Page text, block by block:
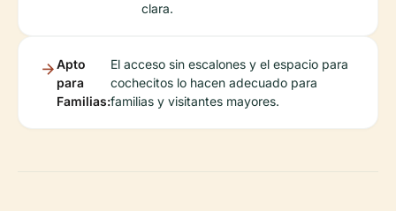
clara.
Apto
para
Familias:
El acceso sin escalones y el espacio para
cochecitos lo hacen adecuado para
familias y visitantes mayores.